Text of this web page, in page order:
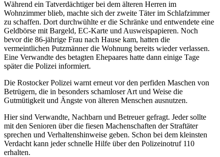
Während ein Tatverdächtiger bei dem älteren Herren im
Wohnzimmer blieb, machte sich der zweite Täter im Schlafzimmer
zu schaffen. Dort durchwühlte er die Schränke und entwendete eine
Geldbörse mit Bargeld, EC-Karte und Ausweispapieren. Noch
bevor die 86-jährige Frau nach Hause kam, hatten die
vermeintlichen Putzmänner die Wohnung bereits wieder verlassen.
Eine Verwandte des betagten Ehepaares hatte dann einige Tage
später die Polizei informiert.
Die Rostocker Polizei warnt erneut vor den perfiden Maschen von
Betrügern, die in besonders schamloser Art und Weise die
Gutmütigkeit und Ängste von älteren Menschen ausnutzen.
Hier sind Verwandte, Nachbarn und Betreuer gefragt. Jeder sollte
mit den Senioren über die fiesen Machenschaften der Straftäter
sprechen und Verhaltenshinweise geben. Schon bei dem kleinsten
Verdacht kann jeder schnelle Hilfe über den Polizeinotruf 110
erhalten.